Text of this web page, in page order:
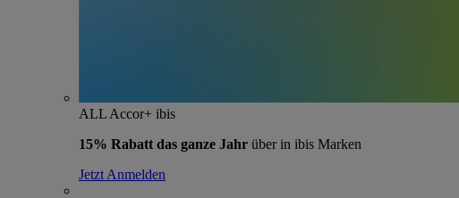
ALL Accor+ ibis
15% Rabatt das ganze Jahr über in ibis Marken
Jetzt Anmelden